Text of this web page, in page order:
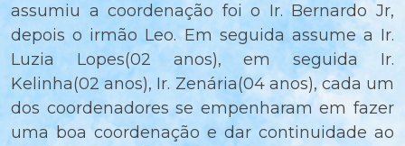
assumiu a coordenação foi o Ir. Bernardo Jr,
depois o irmão Leo. Em seguida assume a Ir.
Luzia Lopes(02 anos), em seguida Ir.
Kelinha(02 anos), Ir. Zenária(04 anos), cada um
dos coordenadores se empenharam em fazer
uma boa coordenação e dar continuidade ao